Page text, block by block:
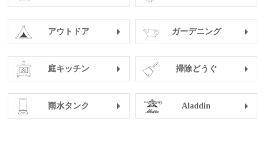
アウトドア ガーデニング
庭キッチン 掃除どうぐ
雨水タンク Aladdin